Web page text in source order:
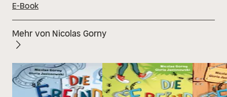
E-Book
Mehr von Nicolas Gorny